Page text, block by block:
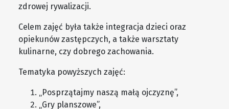
zdrowej rywalizacji.
Celem zajęć była także integracja dzieci oraz
opiekunów zastępczych, a także warsztaty
kulinarne, czy dobrego zachowania.
Tematyka powyższych zajęć:
„Posprzątajmy naszą małą ojczyznę”,
„Gry planszowe”,